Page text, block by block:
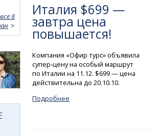
Италия $699 —
завтра цена
повышается!
Компания «Офир турс» объявила
супер-ценуна особый маршрут
по Италии на 11.12. $699 — цена
действительна до 20.10.10.
Подробнее
8